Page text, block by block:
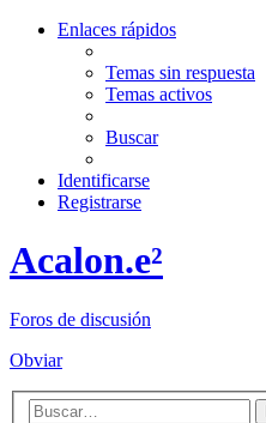
Enlaces rápidos
Temas sin respuesta
Temas activos
Buscar
Identificarse
Registrarse
Acalon.e²
Foros de discusión
Obviar